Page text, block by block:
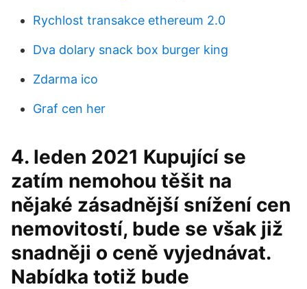
Rychlost transakce ethereum 2.0
Dva dolary snack box burger king
Zdarma ico
Graf cen her
4. leden 2021 Kupující se
zatím nemohou těšit na
nějaké zásadnější snížení cen
nemovitostí, bude se však již
snadněji o ceně vyjednávat.
Nabídka totiž bude